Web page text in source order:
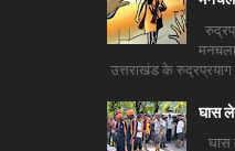
उत्तराखंड के
घास
घास